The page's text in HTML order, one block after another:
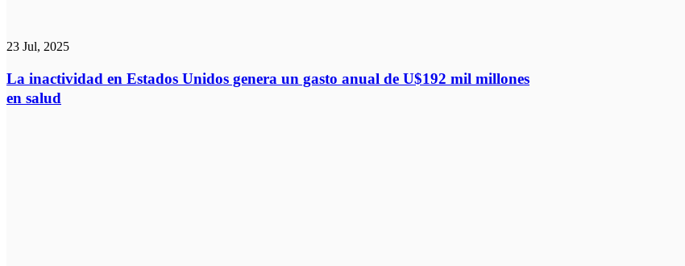
23 Jul, 2025
La inactividad en Estados Unidos genera un gasto anual de U$192 mil millones
en salud